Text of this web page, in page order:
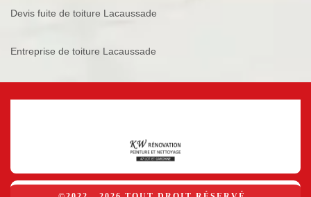
Devis fuite de toiture Lacaussade
Entreprise de toiture Lacaussade